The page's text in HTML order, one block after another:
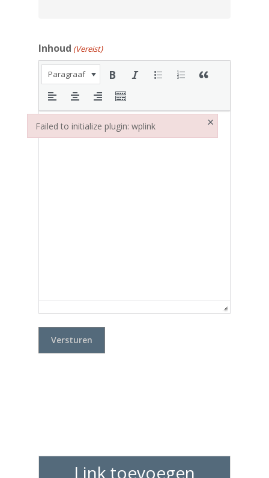
Inhoud (Vereist)
Paragraaf
Link toevoegen
Failed to initialize plugin: wplink ×
Failed to initialize plugin: wplink